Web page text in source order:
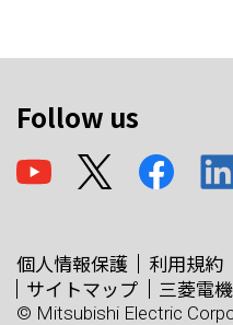
Follow us
個人情報保護 利用規約
サイトマップ
三菱電
© Mitsubishi Electric